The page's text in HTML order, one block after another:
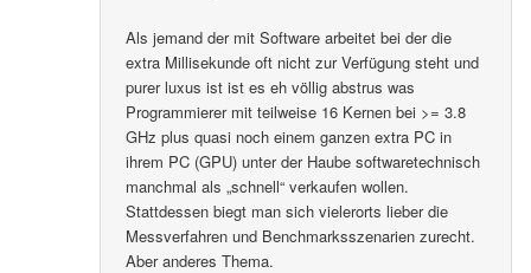
Als jemand der mit Software arbeitet bei der die
extra Millisekunde oft nicht zur Verfügung steht und
purer luxus ist ist es eh völlig abstrus was
Programmierer mit teilweise 16 Kernen bei >= 3.8
GHz plus quasi noch einem ganzen extra PC in
ihrem PC (GPU) unter der Haube softwaretechnisch
manchmal als „schnell“ verkaufen wollen.
Stattdessen biegt man sich vielerorts lieber die
Messverfahren und Benchmarksszenarien zurecht.
Aber anderes Thema.